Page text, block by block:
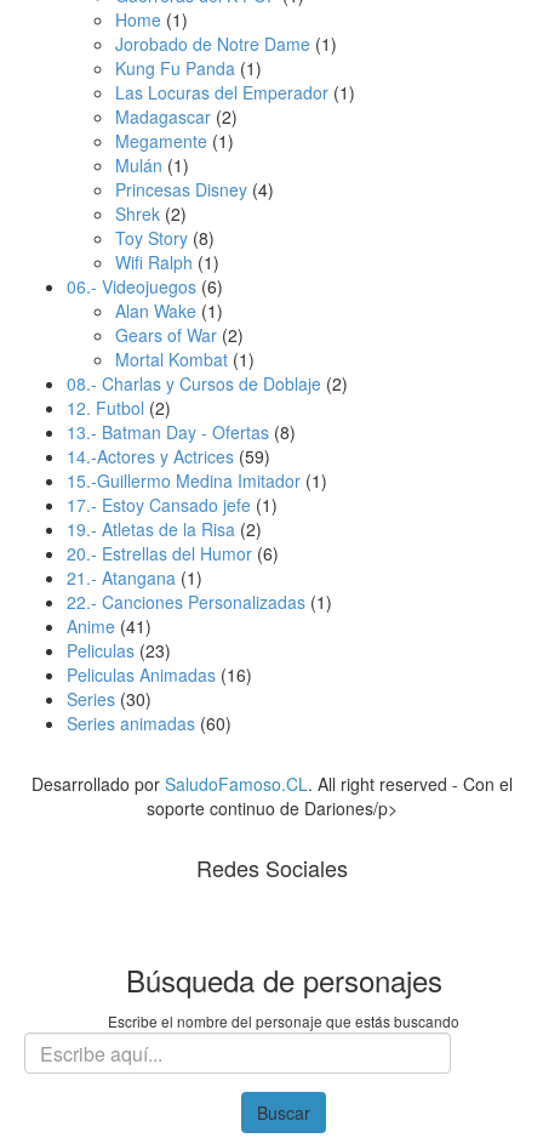
Home (1)
Jorobado de Notre Dame (1)
Kung Fu Panda (1)
Las Locuras del Emperador (1)
Madagascar (2)
Megamente (1)
Mulán (1)
Princesas Disney (4)
Shrek (2)
Toy Story (8)
Wifi Ralph (1)
06.- Videojuegos (6)
Alan Wake (1)
Gears of War (2)
Mortal Kombat (1)
08.- Charlas y Cursos de Doblaje (2)
12. Futbol (2)
13.- Batman Day - Ofertas (8)
14.-Actores y Actrices (59)
15.-Guillermo Medina Imitador (1)
17.- Estoy Cansado jefe (1)
19.- Atletas de la Risa (2)
20.- Estrellas del Humor (6)
21.- Atangana (1)
22.- Canciones Personalizadas (1)
Anime (41)
Peliculas (23)
Peliculas Animadas (16)
Series (30)
Series animadas (60)
Desarrollado por SaludoFamoso.CL. All right reserved - Con el
soporte continuo de Dariones/p>
Redes Sociales
Búsqueda de personajes
Escribe el nombre del personaje que estás buscando
Buscar